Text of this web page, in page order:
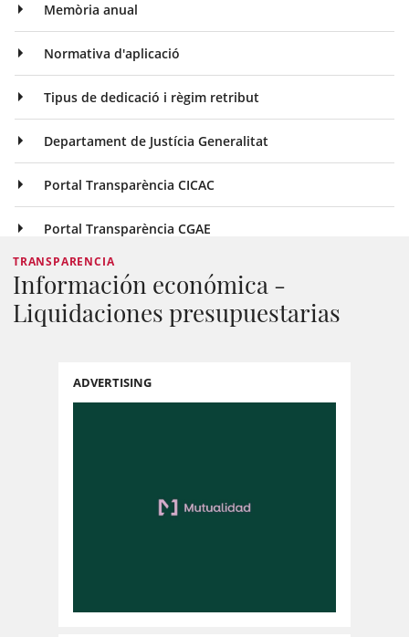
Memòria anual
Normativa d'aplicació
Tipus de dedicació i règim retribut
Departament de Justícia Generalitat
Portal Transparència CICAC
Portal Transparència CGAE
TRANSPARENCIA
Información económica -
Liquidaciones presupuestarias
ADVERTISING